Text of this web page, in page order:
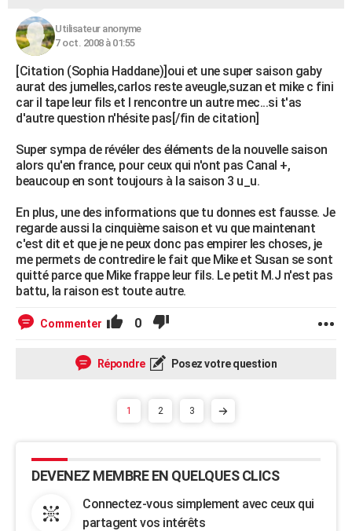
Utilisateur anonyme
7 oct. 2008 à 01:55
[Citation (Sophia Haddane)]oui et une super saison gaby
aurat des jumelles,carlos reste aveugle,suzan et mike c fini
car il tape leur fils et l rencontre un autre mec...si t'as
d'autre question n'hésite pas[/fin de citation]
Super sympa de révéler des éléments de la nouvelle saison
alors qu'en france, pour ceux qui n'ont pas Canal +,
beaucoup en sont toujours à la saison 3 u_u.
En plus, une des informations que tu donnes est fausse. Je
regarde aussi la cinquième saison et vu que maintenant
c'est dit et que je ne peux donc pas empirer les choses, je
me permets de contredire le fait que Mike et Susan se sont
quitté parce que Mike frappe leur fils. Le petit M.J n'est pas
battu, la raison est toute autre.
Commenter 0
Répondre Posez votre question
1 2 3
DEVENEZ MEMBRE EN QUELQUES CLICS
Connectez-vous simplement avec ceux qui
partagent vos intérêts